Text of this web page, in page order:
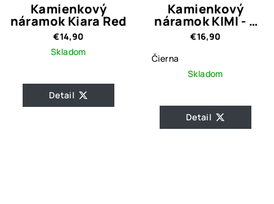
Kamienkový
náramok Kiara Red
€14,90
Skladom
Detail
Kamienkový
náramok KIMI - 3
farebné varianty
€16,90
Čierna
Skladom
Detail